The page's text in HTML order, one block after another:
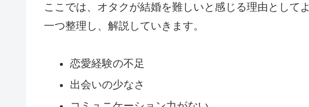
ここでは、オタクが結婚を難しいと感じる理由として
一つ整理し、解説していきます。
恋愛経験の不足
出会いの少なさ